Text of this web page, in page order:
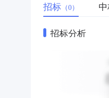
招标 （0）
招标分析